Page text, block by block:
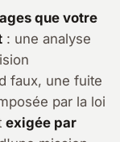
que votre
: une analyse
faux, une fuite
par la loi
exigée par